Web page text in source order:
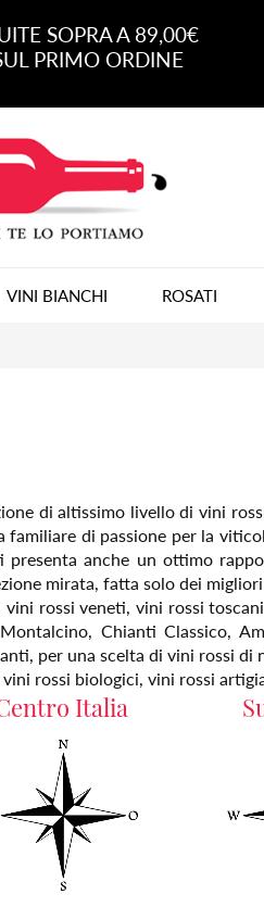
SOPRA A 89,00€
PRIMO ORDINE
VINI BIANCHI ROSATI
di altissimo livello di vini
di passione per la
presenta anche un ottimo
mirata, fatta solo dei
rossi veneti, vini rossi
Chianti Classico,
per una scelta di vini rossi di
rossi biologici, vini rossi
Italia